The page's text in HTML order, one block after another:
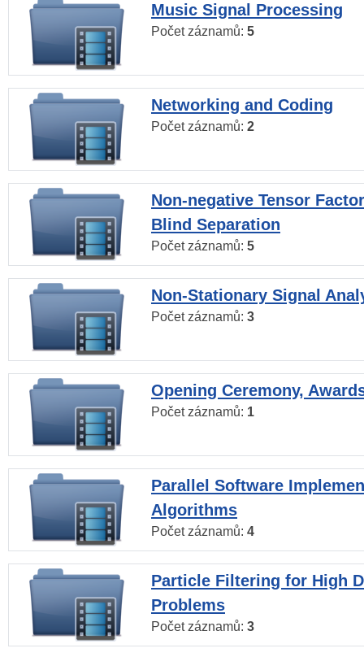
Music Signal Processing
Počet záznamů: 5
Networking and Coding
Počet záznamů: 2
Non-negative Tensor
Blind Separation
Počet záznamů: 5
Non-Stationary Signal
Počet záznamů: 3
Opening Ceremony,
Počet záznamů: 1
Parallel Software
Algorithms
Počet záznamů: 4
Particle Filtering for High
Problems
Počet záznamů: 3